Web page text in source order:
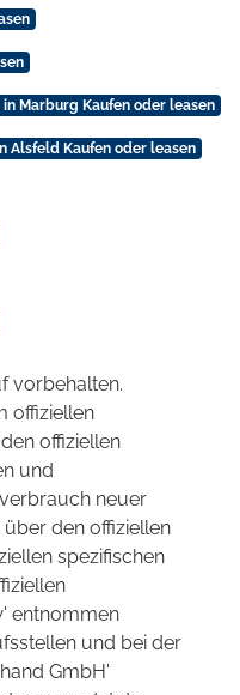
in Marburg Kaufen oder leasen
Alsfeld Kaufen oder leasen
vorbehalten.
offiziellen
offiziellen
und
neuer
den offiziellen
spezifischen
entnommen
und bei der
GmbH'